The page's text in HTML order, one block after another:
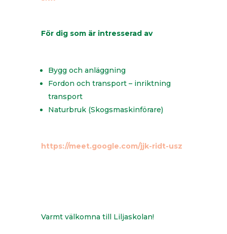
För dig som är intresserad av
Bygg och anläggning
Fordon och transport – inriktning
transport
Naturbruk (Skogsmaskinförare)
https://meet.google.com/jjk-ridt-usz
Varmt välkomna till Liljaskolan!